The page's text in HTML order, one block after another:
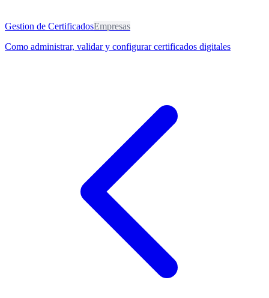
Gestion de CertificadosEmpresas
Como administrar, validar y configurar certificados digitales